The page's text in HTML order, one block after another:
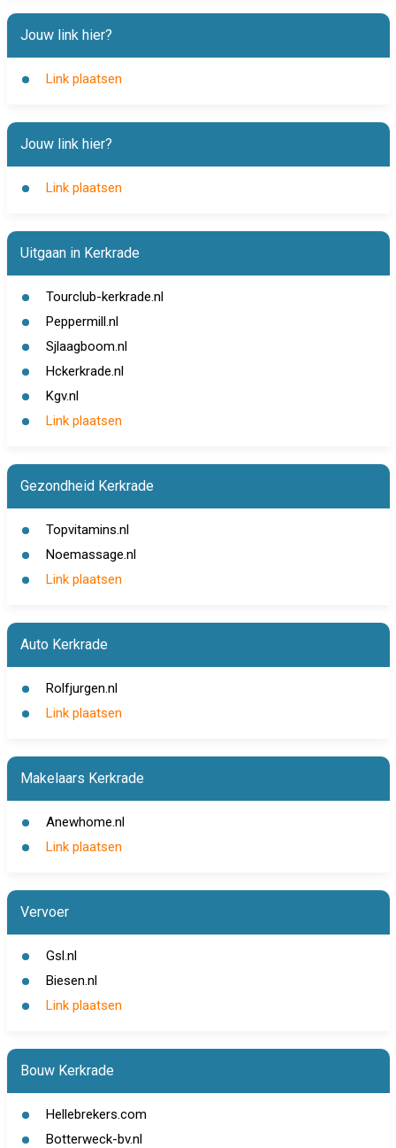
Jouw link hier?
Link plaatsen
Jouw link hier?
Link plaatsen
Uitgaan in Kerkrade
Tourclub-kerkrade.nl
Peppermill.nl
Sjlaagboom.nl
Hckerkrade.nl
Kgv.nl
Link plaatsen
Gezondheid Kerkrade
Topvitamins.nl
Noemassage.nl
Link plaatsen
Auto Kerkrade
Rolfjurgen.nl
Link plaatsen
Makelaars Kerkrade
Anewhome.nl
Link plaatsen
Vervoer
Gsl.nl
Biesen.nl
Link plaatsen
Bouw Kerkrade
Hellebrekers.com
Botterweck-bv.nl